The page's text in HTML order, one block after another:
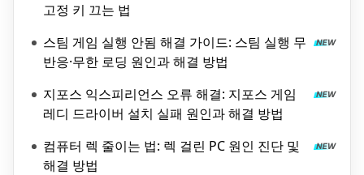
고정 키 끄는 법
스팀 게임 실행 안됨 해결 가이드: 스팀 실행 무
반응·무한 로딩 원인과 해결 방법
지포스 익스피리언스 오류 해결: 지포스 게임
레디 드라이버 설치 실패 원인과 해결 방법
컴퓨터 렉 줄이는 법: 렉 걸린 PC 원인 진단 및
해결 방법